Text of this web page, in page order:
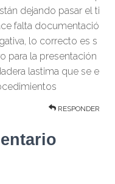
dejando pasar el ti
falta documentació
lo correcto es s
para la presentación
lastima que se e
RESPONDER